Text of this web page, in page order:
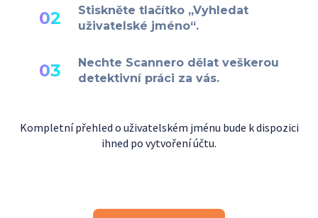
02
Stiskněte tlačítko „Vyhledat
uživatelské jméno“.
03
Nechte Scannero dělat veškerou
detektivní práci za vás.
Kompletní přehled o uživatelském jménu bude k dispozici
ihned po vytvoření účtu.